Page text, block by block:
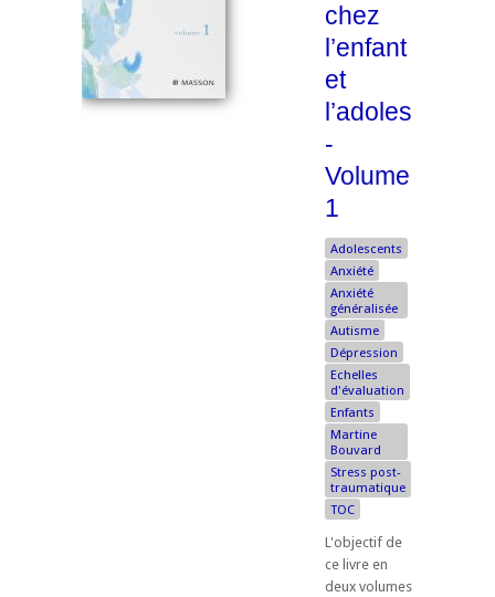
chez
l’enfant
et
l’adolescent
-
Volume
1
Adolescents
Anxiété
Anxiété
généralisée
Autisme
Dépression
Echelles
d'évaluation
Enfants
Martine
Bouvard
Stress post-
traumatique
TOC
L'objectif de
ce livre en
deux volumes